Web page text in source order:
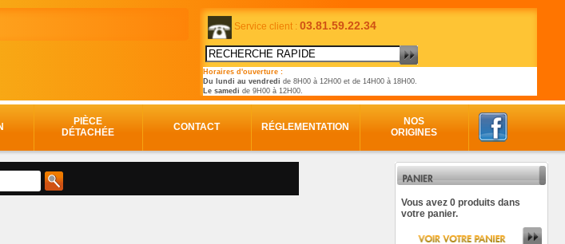
Service client : 03.81.59.22.34
Horaires d'ouverture :
Du lundi au vendredi de 8H00 à 12H00 et de 14H00 à 18H00.
Le samedi de 9H00 à 12H00.
PIÈCE
DÉTACHÉE
CONTACT RÉGLEMENTATION
NOS
ORIGINES
Vous avez 0 produits dans
votre panier.